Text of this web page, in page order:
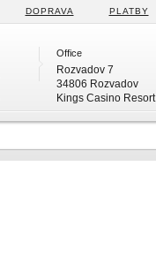
DOPRAVA PLATBY
Office
Rozvadov 7
34806 Rozvadov
Kings Casino Resort